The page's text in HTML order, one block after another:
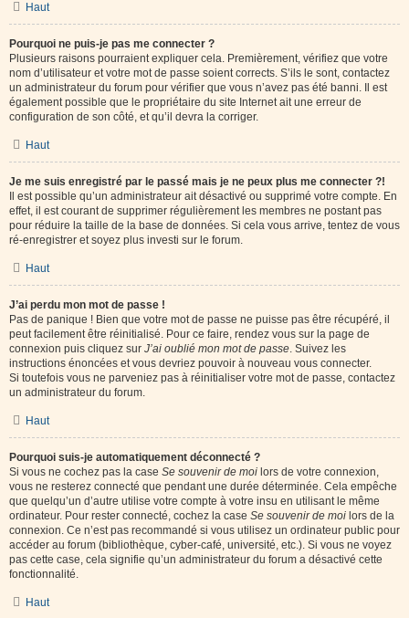
Haut
Pourquoi ne puis-je pas me connecter ?
Plusieurs raisons pourraient expliquer cela. Premièrement, vérifiez que votre
nom d’utilisateur et votre mot de passe soient corrects. S’ils le sont, contactez
un administrateur du forum pour vérifier que vous n’avez pas été banni. Il est
également possible que le propriétaire du site Internet ait une erreur de
configuration de son côté, et qu’il devra la corriger.
Haut
Je me suis enregistré par le passé mais je ne peux plus me connecter ?!
Il est possible qu’un administrateur ait désactivé ou supprimé votre compte. En
effet, il est courant de supprimer régulièrement les membres ne postant pas
pour réduire la taille de la base de données. Si cela vous arrive, tentez de vous
ré-enregistrer et soyez plus investi sur le forum.
Haut
J’ai perdu mon mot de passe !
Pas de panique ! Bien que votre mot de passe ne puisse pas être récupéré, il
peut facilement être réinitialisé. Pour ce faire, rendez vous sur la page de
connexion puis cliquez sur J’ai oublié mon mot de passe. Suivez les
instructions énoncées et vous devriez pouvoir à nouveau vous connecter.
Si toutefois vous ne parveniez pas à réinitialiser votre mot de passe, contactez
un administrateur du forum.
Haut
Pourquoi suis-je automatiquement déconnecté ?
Si vous ne cochez pas la case Se souvenir de moi lors de votre connexion,
vous ne resterez connecté que pendant une durée déterminée. Cela empêche
que quelqu’un d’autre utilise votre compte à votre insu en utilisant le même
ordinateur. Pour rester connecté, cochez la case Se souvenir de moi lors de la
connexion. Ce n’est pas recommandé si vous utilisez un ordinateur public pour
accéder au forum (bibliothèque, cyber-café, université, etc.). Si vous ne voyez
pas cette case, cela signifie qu’un administrateur du forum a désactivé cette
fonctionnalité.
Haut